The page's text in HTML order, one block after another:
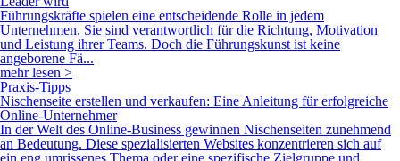
Führungskräfte spielen eine entscheidende Rolle in jedem
Unternehmen. Sie sind verantwortlich für die Richtung, Motivation
und Leistung ihrer Teams. Doch die Führungskunst ist keine
angeborene Fä...
mehr lesen >
Praxis-Tipps
Nischenseite erstellen und verkaufen: Eine Anleitung für erfolgreiche
Online-Unternehmer
In der Welt des Online-Business gewinnen Nischenseiten zunehmend
an Bedeutung. Diese spezialisierten Websites konzentrieren sich auf
ein eng umrissenes Thema oder eine spezifische Zielgruppe und